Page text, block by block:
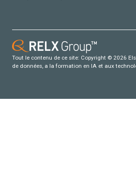
Tout le contenu de ce site: Copyright © 2026
de données, a la formation en IA et aux